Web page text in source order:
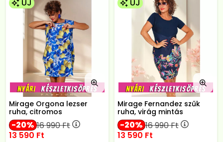
ÚJ
Mirage Orgona lezser
ruha, citromos
20 16 990Ft
13 590 Ft
ÚJ
Mirage Fernandez szűk
ruha, virág mintás
20 16 990Ft
13 590 Ft